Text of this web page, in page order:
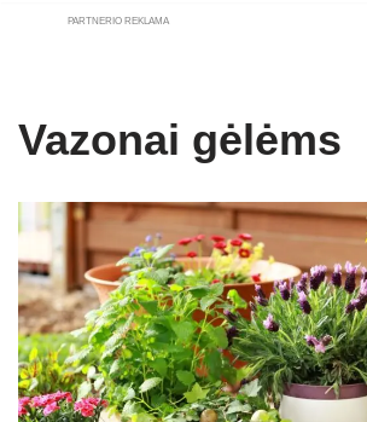
PARTNERIO REKLAMA
Vazonai gėlėms